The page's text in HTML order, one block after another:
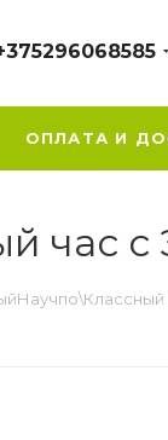
ОПЛАТА И
час с